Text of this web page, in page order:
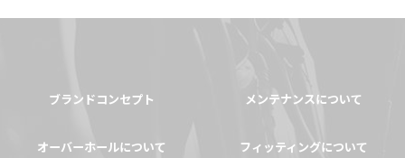
ブランドコンセプト メンテナンスについて
オーバーホールについて フィッティングについて